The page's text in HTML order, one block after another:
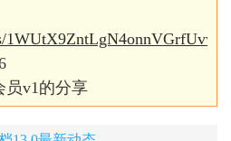
1WUtX9ZntLgN4onnVGrfUvw?
员v1的分享